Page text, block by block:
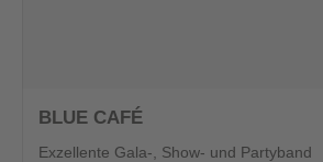
BLUE CAFÉ
Exzellente Gala-, Show- und Partyband